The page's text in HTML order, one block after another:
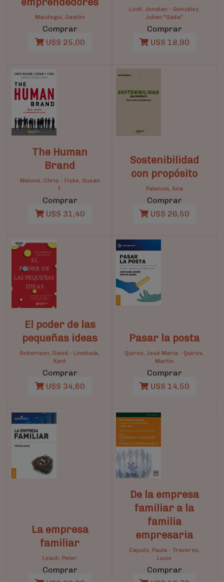
Maiztegui, Gastón
Comprar
U$S 25,00
Loidi, Jonatan - González,
Julian "Gaita"
Comprar
U$S 18,90
The Human
Brand
Malone, Chris - Fiske, Susan
T.
Comprar
U$S 31,40
Sostenibilidad
con propósito
Palencia, Ana
Comprar
U$S 26,50
El poder de las
pequeñas ideas
Robertson, David - Lineback,
Kent
Comprar
U$S 34,60
Pasar la posta
Quirós, José María - Quirós,
Martín
Comprar
U$S 14,50
La empresa
familiar
Leach, Peter
Comprar
De la empresa
familiar a la
familia
empresaria
Caputo, Paula- Traverso,
Lucio
Comprar